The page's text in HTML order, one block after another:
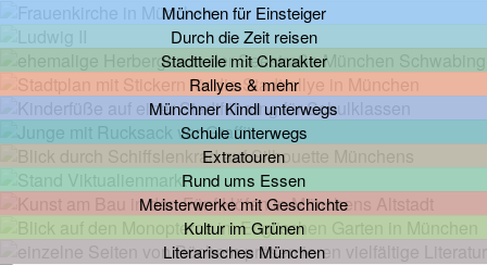
München für Einsteiger
Durch die Zeit reisen
Stadtteile mit Charakter
Rallyes & mehr
Münchner Kindl unterwegs
Schule unterwegs
Extratouren
Rund ums Essen
Meisterwerke mit Geschichte
Kultur im Grünen
Literarisches München